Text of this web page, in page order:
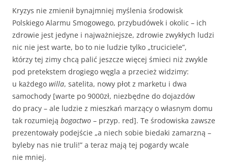
Kryzys nie zmienił bynajmniej myślenia środowisk
Polskiego Alarmu Smogowego, przybudówek i okolic – ich
zdrowie jest jedyne i najważniejsze, zdrowie zwykłych ludzi
nic nie jest warte, bo to nie ludzie tylko „truciciele”,
którzy tej zimy chcą palić jeszcze więcej śmieci niż zwykle
pod pretekstem drogiego węgla a przecież widzimy:
u każdego willa, satelita, nowy płot z marketu i dwa
samochody [warte po 9000zł, niezbędne do dojazdów
do pracy – ale ludzie z mieszkań marzący o własnym domu
tak rozumieją bogactwo – przyp. red]. Te środowiska zawsze
prezentowały podejście „a niech sobie biedaki zamarzną –
byleby nas nie truli!” a teraz mają tej pogardy wcale
nie mniej.